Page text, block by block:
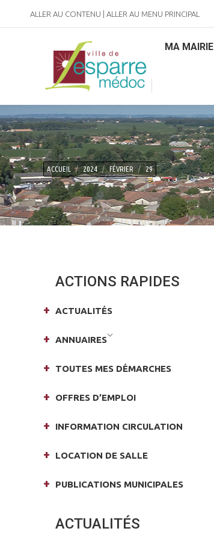
ALLER AU CONTENU ALLER AU MENU PRINCIPAL
MA MAIRIE
Vous êtes ici :
ACCUEIL 2024 FÉVRIER 29
ACTIONS RAPIDES
ACTUALITÉS
ANNUAIRES
TOUTES MES DÉMARCHES
OFFRES D’EMPLOI
INFORMATION CIRCULATION
LOCATION DE SALLE
PUBLICATIONS MUNICIPALES
ACTUALITÉS